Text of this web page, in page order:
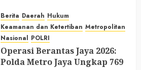
Berita Daerah Hukum
Keamanan dan Ketertiban Metropolitan
Nasional POLRI
Operasi Berantas Jaya 2026:
Polda Metro Jaya Ungkap 769